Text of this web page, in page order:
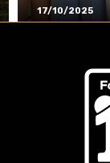
17/10/2025